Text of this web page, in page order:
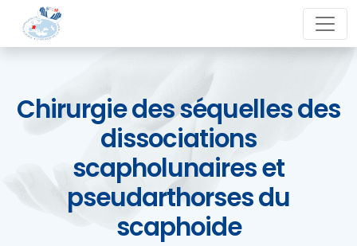
Chirurgie des séquelles des
dissociations
scapholunaires et
pseudarthorses du
scaphoide
close
La
Actualités